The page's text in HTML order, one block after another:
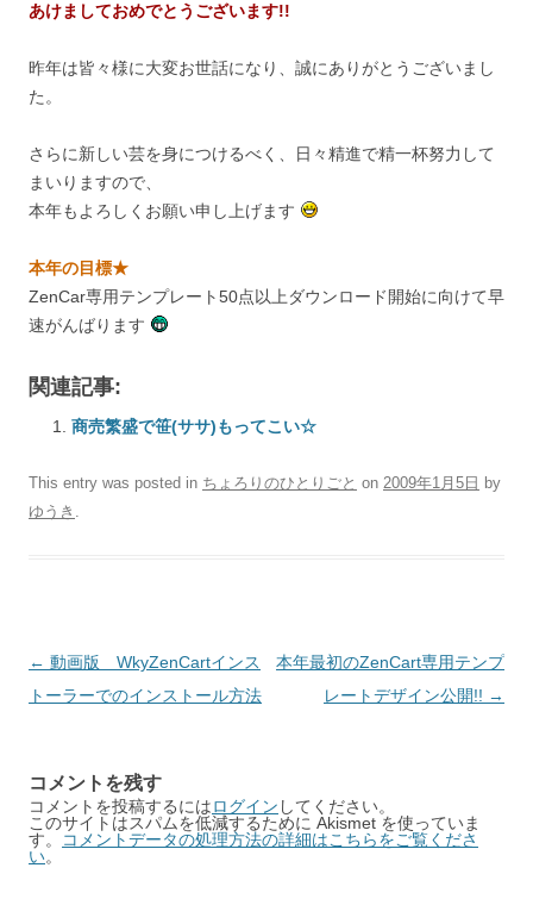
あけましておめでとうございます!!
昨年は皆々様に大変お世話になり、誠にありがとうございまし
た。
さらに新しい芸を身につけるべく、日々精進で精一杯努力して
まいりますので、
本年もよろしくお願い申し上げます
本年の目標★
ZenCar専用テンプレート50点以上ダウンロード開始に向けて早
速がんばります
関連記事:
商売繁盛で笹(ササ)もってこい☆
This entry was posted in ちょろりのひとりごと on 2009年1月5日 by
ゆうき .
Post
navigation
← 動画版 WkyZenCartインス
トーラーでのインストール方法
本年最初のZenCart専用テンプ
レートデザイン公開!! →
コメントを残す
コメントを投稿するにはログイン してください。
このサイトはスパムを低減するために Akismet を使っていま
す。
コメントデータの処理方法の詳細はこちらをご覧くださ
い。